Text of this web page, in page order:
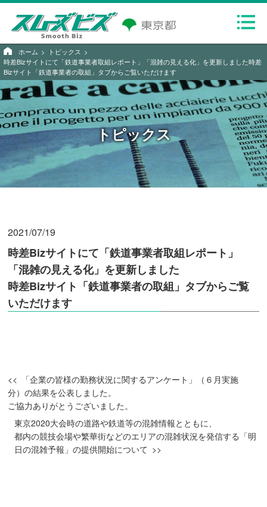
ホーム
トピックス
時差Bizサイトにて「鉄道事業者取組レポート」「混雑の見える化」を更新しました時差
Bizサイト「鉄道事業者の取組」タブからご覧いただけます
トピックス
2021/07/19
時差Bizサイトにて「鉄道事業者取組レポート」
「混雑の見える化」を更新しました
時差Bizサイト「鉄道事業者の取組」タブからご覧
いただけます
「企業の皆様の勤務状況に関するアンケート」（６月実施
分）の結果を公表しました。
ご協力ありがとうございました。
東京2020大会時の道路や鉄道等の混雑情報とともに、
都内の競技会場や繁華街などのエリアの混雑状況を発信する「明
日の混雑予報」の提供開始について